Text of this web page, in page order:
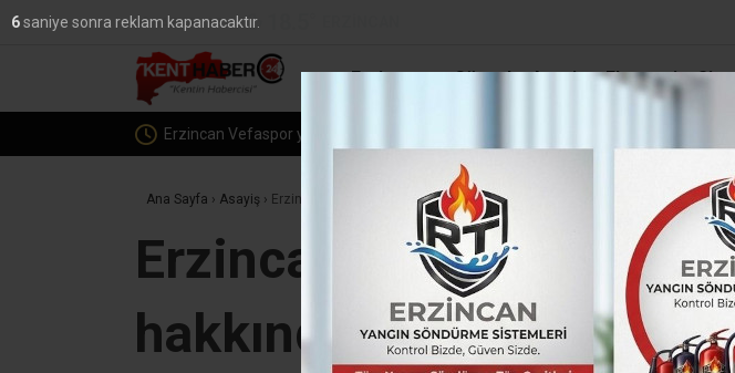
YAZARLAR
Erzincan Güncel Asayiş Ekonomi
Erzincan’a Özel Eğitimde Dev
Ana Sayfa › Asayiş › Erzincan’da Jandarma KADES uygulaması hakkında bilgilendirdi
Erzincan’da Jandarma
hakkında bilgilendirdi
5saniye sonra reklam kapanacaktır.